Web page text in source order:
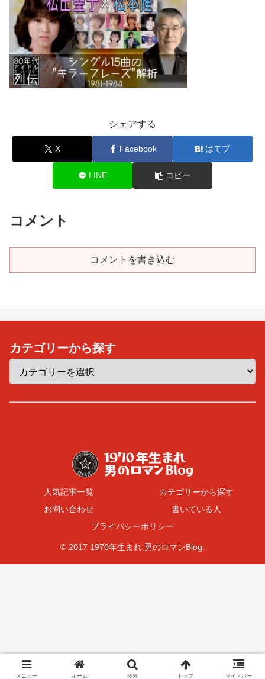
シェアする
X Facebook はてブ
LINE コピー
コメント
コメントを書き込む
カテゴリーから探す
人気記事一覧
カテゴリーから探す
お問い合わせ
書いている人
プライバシーポリシー
© 2017 1970年生まれ 男のロマンBlog.
メニュー ホーム 検索 トップ サイドバー